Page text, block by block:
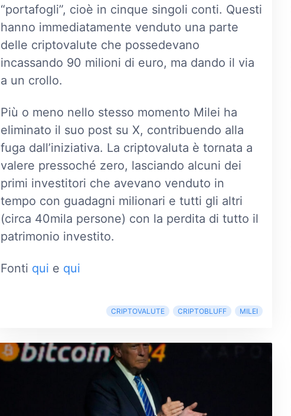
“portafogli”, cioè in cinque singoli conti. Questi
hanno immediatamente venduto una parte
delle criptovalute che possedevano
incassando 90 milioni di euro, ma dando il via
a un crollo.
Più o meno nello stesso momento Milei ha
eliminato il suo post su X, contribuendo alla
fuga dall’iniziativa. La criptovaluta è tornata a
valere pressoché zero, lasciando alcuni dei
primi investitori che avevano venduto in
tempo con guadagni milionari e tutti gli altri
(circa 40mila persone) con la perdita di tutto il
patrimonio investito.
Fonti qui e qui
CRIPTOVALUTE CRIPTOBLUFF MILEI